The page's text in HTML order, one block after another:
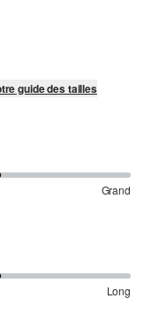
guide des tailles
Grand
Long